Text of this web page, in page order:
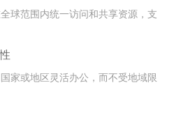
球范围内统一访问和共享资源，支
家或地区灵活办公，而不受地域限